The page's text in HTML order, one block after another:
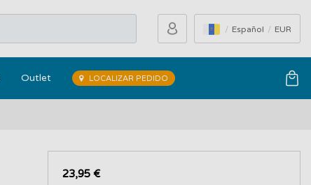
Español EUR
Outlet LOCALIZAR PEDIDO
23,95 €